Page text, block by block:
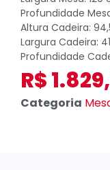
Profundidade
Altura Cadeira:
Largura Cadeira:
Profundidade
R$
Categoria